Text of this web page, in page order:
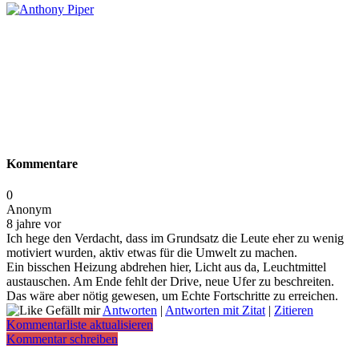
Kommentare
0
Anonym
8 jahre vor
Ich hege den Verdacht, dass im Grundsatz die Leute eher zu wenig
motiviert wurden, aktiv etwas für die Umwelt zu machen.
Ein bisschen Heizung abdrehen hier, Licht aus da, Leuchtmittel
austauschen. Am Ende fehlt der Drive, neue Ufer zu beschreiten.
Das wäre aber nötig gewesen, um Echte Fortschritte zu erreichen.
Gefällt mirAntworten Antworten mit Zitat| Zitieren
Kommentarliste aktualisieren
Kommentar schreiben